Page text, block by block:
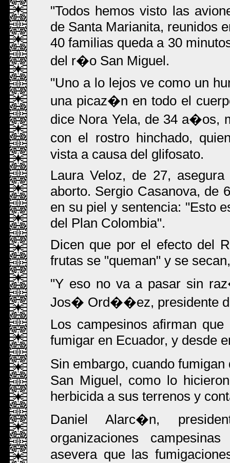
"Todos hemos visto las
de Santa Marianita, reunidos
40 familias queda a 30
del r�o San Miguel.
"Uno a lo lejos ve como un
una picaz�n en todo el
dice Nora Yela, de 34 a�os,
con el rostro hinchado,
vista a causa del glifosato.
Laura Veloz, de 27,
aborto. Sergio Casanova, de
en su piel y sentencia: "Esto
del Plan Colombia".
Dicen que por el efecto del
frutas se "queman" y se
"Y eso no va a pasar sin
Jos� Ord��ez, presidente
Los campesinos afirman
fumigar en Ecuador, y desde
Sin embargo, cuando
San Miguel, como lo
herbicida a sus terrenos y
Daniel Alarc�n,
organizaciones
asevera que las